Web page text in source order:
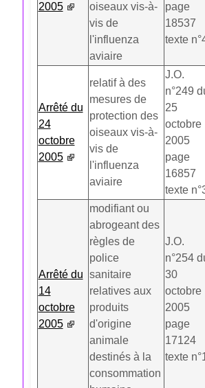
2005
oiseaux vis-à-
vis de
l'influenza
aviaire
page
18537
texte
Arrêté du
24
octobre
2005
relatif à des
mesures de
protection des
oiseaux vis-à-
vis de
l'influenza
aviaire
J.O.
n°249
25
octobre
2005
page
16857
texte
Arrêté du
14
octobre
2005
modifiant ou
abrogeant des
règles de
police
sanitaire
relatives aux
produits
d'origine
animale
destinés à la
consommation
J.O.
n°254
30
octobre
2005
page
17124
texte